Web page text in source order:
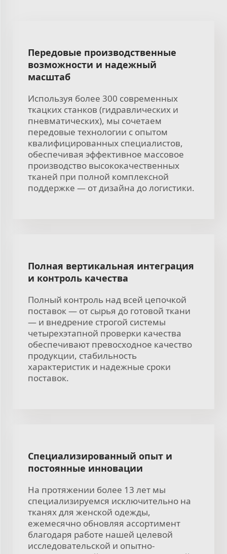
Передовые производственные
возможности и надежный
масштаб
Используя более 300 современных
ткацких станков (гидравлических и
пневматических), мы сочетаем
передовые технологии с опытом
квалифицированных специалистов,
обеспечивая эффективное массовое
производство высококачественных
тканей при полной комплексной
поддержке — от дизайна до логистики.
Полная вертикальная интеграция
и контроль качества
Полный контроль над всей цепочкой
поставок — от сырья до готовой ткани
— и внедрение строгой системы
четырехэтапной проверки качества
обеспечивают превосходное качество
продукции, стабильность
характеристик и надежные сроки
поставок.
Специализированный опыт и
постоянные инновации
На протяжении более 13 лет мы
специализируемся исключительно на
тканях для женской одежды,
ежемесячно обновляя ассортимент
благодаря работе нашей целевой
исследовательской и опытно-